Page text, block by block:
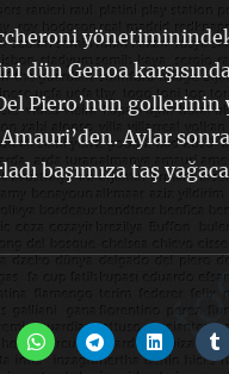
dün Genoa
Piero’nun gollerinin
Aylar
başımıza taş